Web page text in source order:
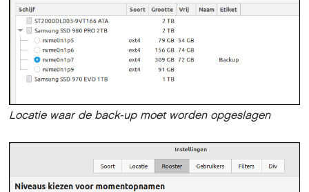
Locatie waar de back-up moet worden opgeslagen